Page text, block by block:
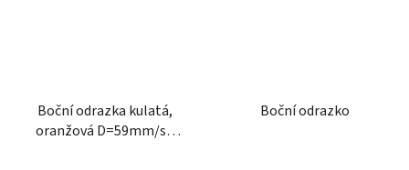
Boční odrazka kulatá,
oranžová D=59mm/se
Boční odrazko